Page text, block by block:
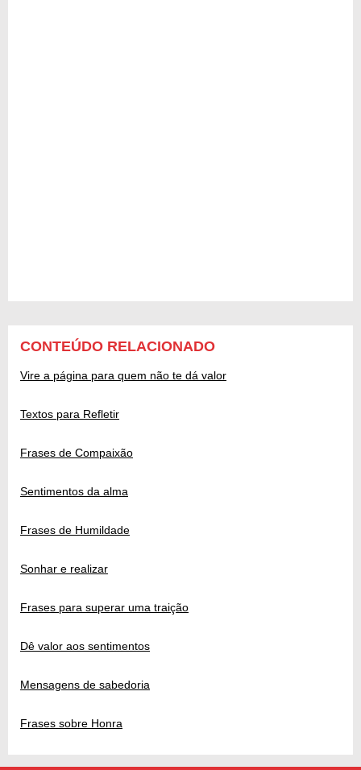
CONTEÚDO RELACIONADO
Vire a página para quem não te dá valor
Textos para Refletir
Frases de Compaixão
Sentimentos da alma
Frases de Humildade
Sonhar e realizar
Frases para superar uma traição
Dê valor aos sentimentos
Mensagens de sabedoria
Frases sobre Honra